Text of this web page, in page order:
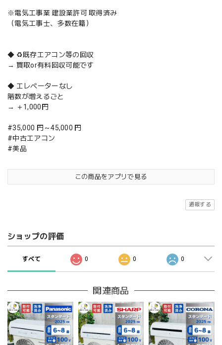
※電気工事業 建設業許可 取得済み
（電気工事士、多数在籍）
◆ ♻️既存エアコン等の回収
→ 買取or有料回収可能です
◆ エレベーターなし
階数が増えるごと
→ ＋1,000円
#35,000 円～45,000 円
#中古エアコン
#美品
この商品をアプリで見る
通報する
ショップの評価
すべて 0 0 0
関連商品